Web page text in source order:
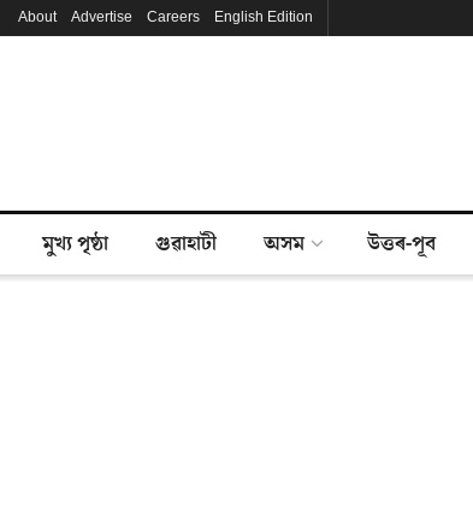
About Advertise Careers English Edition
মুখ্য পৃষ্ঠা গুৱাহাটী অসম উত্তৰ-পূব